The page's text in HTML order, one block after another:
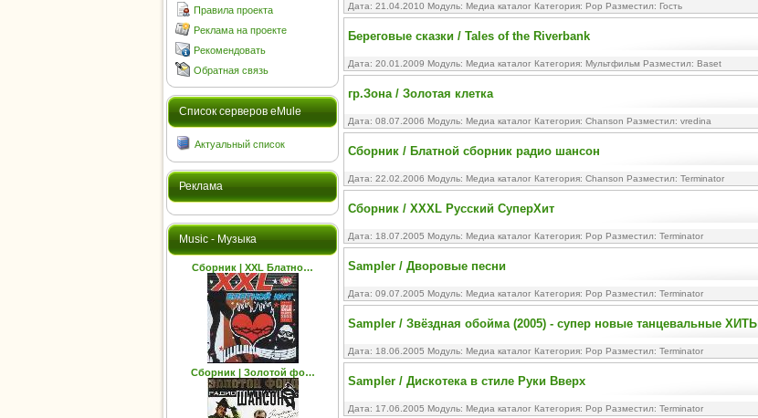
Правила проекта
Реклама на проекте
Рекомендовать
Обратная связь
Cписок серверов eMule
Актуальный список
Реклама
Music - Музыка
Сборник | XXL Блатно…
Сборник | Золотой фо…
Дата: 21.04.2010 Модуль: Медиа каталог Категория: Pop Разместил: Гость
Береговые сказки / Tales of the Riverbank
Дата: 20.01.2009 Модуль: Медиа каталог Категория: Мультфильм Разместил: Baset
гр.Зона / Золотая клетка
Дата: 08.07.2006 Модуль: Медиа каталог Категория: Chanson Разместил: vredina
Сборник / Блатной сборник радио шансон
Дата: 22.02.2006 Модуль: Медиа каталог Категория: Chanson Разместил: Terminator
Сборник / XXXL Русский СуперХит
Дата: 18.07.2005 Модуль: Медиа каталог Категория: Pop Разместил: Terminator
Sampler / Дворовые песни
Дата: 09.07.2005 Модуль: Медиа каталог Категория: Pop Разместил: Terminator
Sampler / Звёздная обойма (2005) - супер новые танцевальные ХИТЫ
Дата: 18.06.2005 Модуль: Медиа каталог Категория: Pop Разместил: Terminator
Sampler / Дискотека в стиле Руки Вверх
Дата: 17.06.2005 Модуль: Медиа каталог Категория: Pop Разместил: Terminator